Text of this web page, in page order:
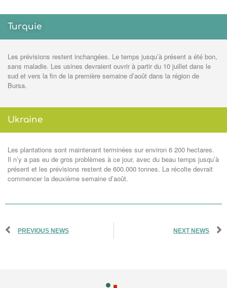
Turquie
Les prévisions restent inchangées. Le temps jusqu’à présent a été bon,
sans maladie. Les usines devraient ouvrir à partir du 10 juillet dans le
sud et vers la fin de la première semaine d’août dans la région de
Bursa.
Ukraine
Les plantations sont maintenant terminées sur environ 6 200 hectares.
Il n’y a pas eu de gros problèmes à ce jour, avec du beau temps jusqu’à
présent et les prévisions restent de 600.000 tonnes. La récolte devrait
commencer la deuxième semaine d’août.
PREVIOUS NEWS NEXT NEWS